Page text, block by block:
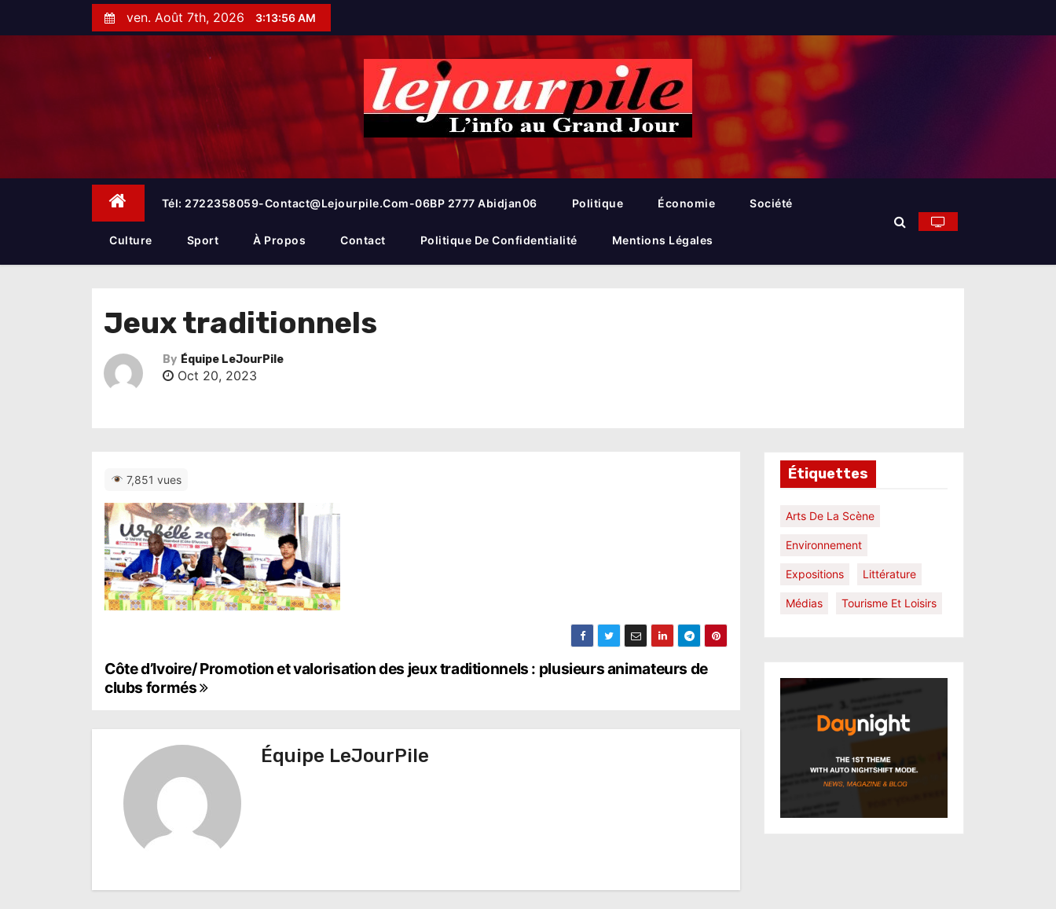
t
ven. Août 7th, 2026 3:13:56 AM
Tél: 2722358059-Contact@lejourpile.com-06BP 2777 Abidjan06 Politique Économie Société
Culture Sport À Propos Contact Politique De Confidentialité Mentions Légales
Jeux traditionnels
By Équipe LeJourPile
Oct 20, 2023
7,851 vues
N
a
v
i
Côte d’Ivoire/ Promotion et valorisation des jeux traditionnels : plusieurs animateurs de
clubs formés
Équipe LeJourPile
Étiquettes
Arts De La Scène
Environnement
Expositions Littérature
Médias Tourisme Et Loisirs